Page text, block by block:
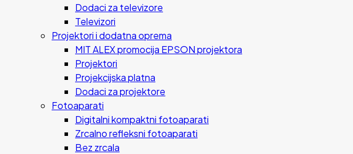
Dodaci za televizore
Televizori
Projektori i dodatna oprema
MIT ALEX promocija EPSON projektora
Projektori
Projekcijska platna
Dodaci za projektore
Fotoaparati
Digitalni kompaktni fotoaparati
Zrcalno refleksni fotoaparati
Bez zrcala